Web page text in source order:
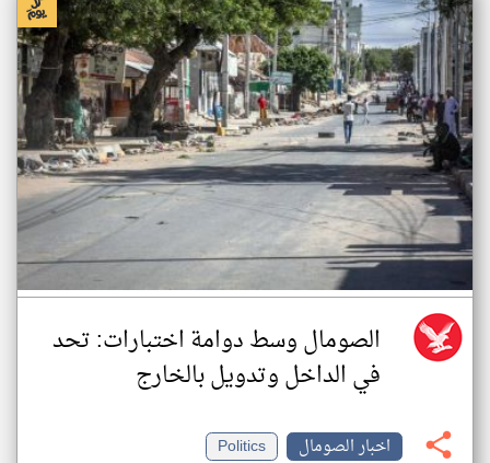
الصومال وسط دوامة اختبارات: تحد
في الداخل وتدويل بالخارج
اخبار الصومال
Politics